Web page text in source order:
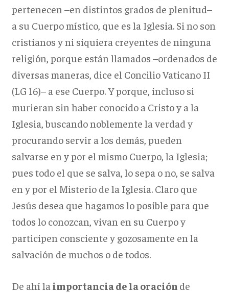
pertenecen –en distintos grados de plenitud–
a su Cuerpo místico, que es la Iglesia. Si no son
cristianos y ni siquiera creyentes de ninguna
religión, porque están llamados –ordenados de
diversas maneras, dice el Concilio Vaticano II
(LG 16)– a ese Cuerpo. Y porque, incluso si
murieran sin haber conocido a Cristo y a la
Iglesia, buscando noblemente la verdad y
procurando servir a los demás, pueden
salvarse en y por el mismo Cuerpo, la Iglesia;
pues todo el que se salva, lo sepa o no, se salva
en y por el Misterio de la Iglesia. Claro que
Jesús desea que hagamos lo posible para que
todos lo conozcan, vivan en su Cuerpo y
participen consciente y gozosamente en la
salvación de muchos o de todos.
De ahí la importancia de la oración de